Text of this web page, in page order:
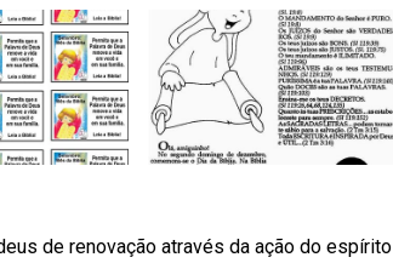
de renovação através da ação do espírito